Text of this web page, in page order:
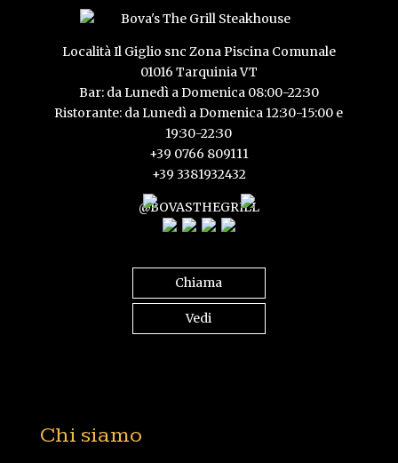
Località Il Giglio snc Zona Piscina Comunale
01016 Tarquinia VT
Bar: da Lunedì a Domenica 08:00-22:30
Ristorante: da Lunedì a Domenica 12:30-15:00 e
19:30-22:30
+39 0766 809111
+39 3381932432
@BOVASTHEGRILL
Chiama
Vedi
Chi siamo